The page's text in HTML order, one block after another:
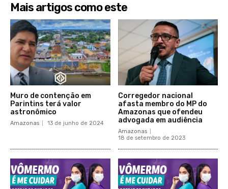
Mais artigos como este
Muro de contenção em
Parintins terá valor
astronômico
Amazonas 13 de junho de 2024
Corregedor nacional
afasta membro do MP do
Amazonas que ofendeu
advogada em audiência
Amazonas
18 de setembro de 2023